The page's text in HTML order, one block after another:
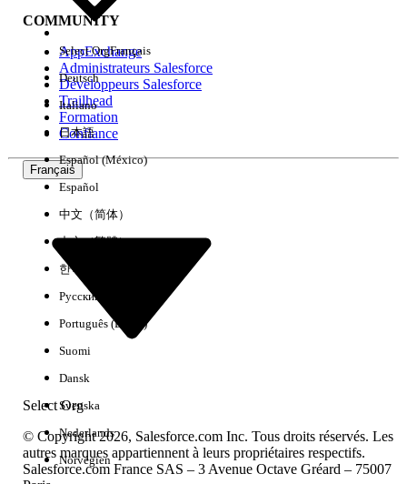
Expérience
Aucun résultat
COMMUNITY
AppExchange
Administrateurs Salesforce
Développeurs Salesforce
Trailhead
Formation
Confiance
Français
Select Org
Select OrgFrançais
Deutsch
Italiano
日本語
Español (México)
Español
中文（简体）
中文（繁體）
한국어
Русский
Português (Brasil)
Suomi
Dansk
Svenska
Nederlands
Norvégien
© Copyright 2026, Salesforce.com Inc. Tous droits réservés. Les
autres marques appartiennent à leurs propriétaires respectifs.
Salesforce.com France SAS – 3 Avenue Octave Gréard – 75007